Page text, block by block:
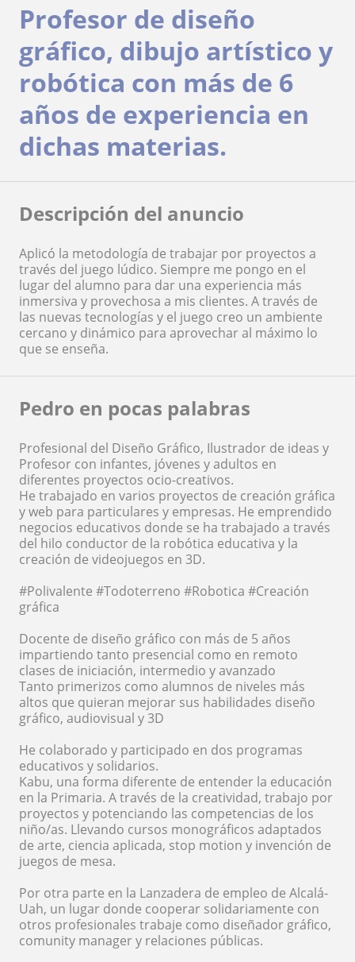
Profesor de diseño
gráfico, dibujo artístico y
robótica con más de 6
años de experiencia en
dichas materias.
Descripción del anuncio
Aplicó la metodología de trabajar por proyectos a
través del juego lúdico. Siempre me pongo en el
lugar del alumno para dar una experiencia más
inmersiva y provechosa a mis clientes. A través de
las nuevas tecnologías y el juego creo un ambiente
cercano y dinámico para aprovechar al máximo lo
que se enseña.
Pedro en pocas palabras
Profesional del Diseño Gráfico, Ilustrador de ideas y
Profesor con infantes, jóvenes y adultos en
diferentes proyectos ocio-creativos.
He trabajado en varios proyectos de creación gráfica
y web para particulares y empresas. He emprendido
negocios educativos donde se ha trabajado a través
del hilo conductor de la robótica educativa y la
creación de videojuegos en 3D.
#Polivalente #Todoterreno #Robotica #Creación
gráfica
Docente de diseño gráfico con más de 5 años
impartiendo tanto presencial como en remoto
clases de iniciación, intermedio y avanzado
Tanto primerizos como alumnos de niveles más
altos que quieran mejorar sus habilidades diseño
gráfico, audiovisual y 3D
He colaborado y participado en dos programas
educativos y solidarios.
Kabu, una forma diferente de entender la educación
en la Primaria. A través de la creatividad, trabajo por
proyectos y potenciando las competencias de los
niño/as. Llevando cursos monográficos adaptados
de arte, ciencia aplicada, stop motion y invención de
juegos de mesa.
Por otra parte en la Lanzadera de empleo de Alcalá-
Uah, un lugar donde cooperar solidariamente con
otros profesionales trabaje como diseñador gráfico,
comunity manager y relaciones públicas.